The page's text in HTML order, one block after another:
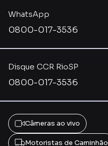
Disque CCR RioSP
0800-017-3536
WhatsApp
0800-017-3536
Câmeras ao vivo
Motoristas de Caminhão